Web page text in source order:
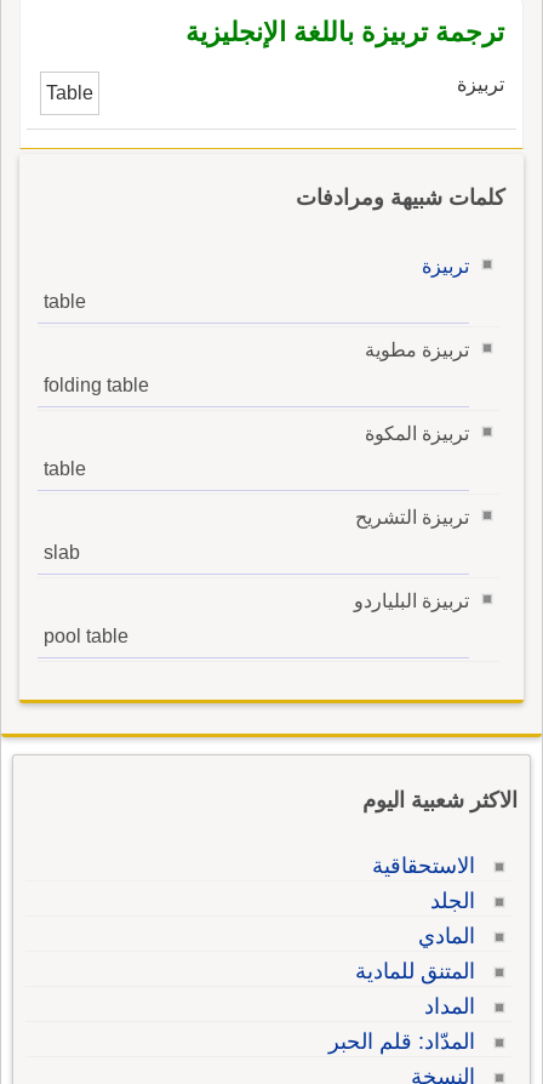
ترجمة تربيزة باللغة الإنجليزية
تربيزة Table
كلمات شبيهة ومرادفات
تربيزة
table
تربيزة مطوية
folding table
تربيزة المكوة
table
تربيزة التشريح
slab
تربيزة البلياردو
pool table
الاكثر شعبية اليوم
الاستحقاقية
الجلد
المادي
المتنق للمادية
المداد
المدّاد: قلم الحبر
النسخة